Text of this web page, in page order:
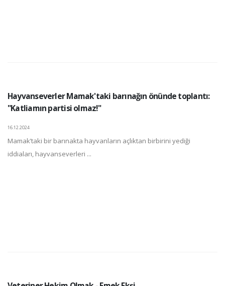
Hayvanseverler Mamak'taki barınağın önünde toplantı:
"Katliamın partisi olmaz!"
16.12.2024
Mamak’taki bir barınakta hayvanların açlıktan birbirini yediği
iddiaları, hayvanseverleri ...